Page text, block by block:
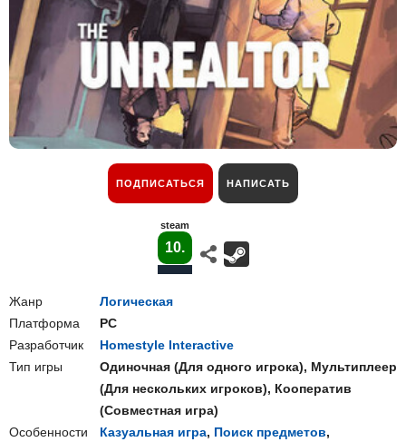
ПОДПИСАТЬСЯ НАПИСАТЬ
steam
10.
Жанр
Логическая
Платформа
PC
Разработчик
Homestyle Interactive
Тип игры
Одиночная (Для одного игрока), Мультиплеер
(Для нескольких игроков), Кооператив
(Совместная игра)
Особенности
Казуальная игра, Поиск предметов,